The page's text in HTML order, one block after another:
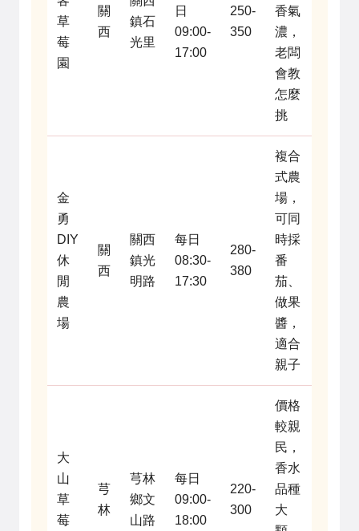
草
莓
園
關
西
鎮石
光里
日
09:00-
17:00
250-
350
香氣
濃，
老闆
會教
怎麼
挑
金
勇
DIY
休
閒
農
場
關
西
關西
鎮光
明路
每日
08:30-
17:30
280-
380
複合
式農
場，
可同
時採
番
茄、
做果
醬，
適合
親子
大
山
草
莓
芎
林
芎林
鄉文
山路
每日
09:00-
18:00
220-
300
價格
較親
民，
香水
品種
大